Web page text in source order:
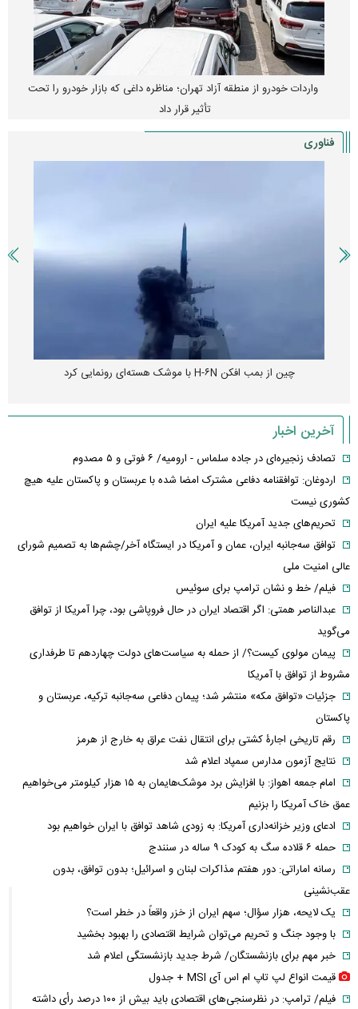
واردات خودرو از منطقه آزاد تهران؛ مناظره داغی که بازار خودرو را تحت
تأثیر قرار داد
فناوری
چین از بمب افکن H-۶N با موشک هسته‌ای رونمایی کرد
آخرین اخبار
تصادف زنجیره‌ای در جاده سلماس - ارومیه/ ۶ فوتی و ۵ مصدوم
اردوغان: توافقنامه دفاعی مشترک امضا شده با عربستان و پاکستان علیه هیچ
کشوری نیست
تحریم‌های جدید آمریکا علیه ایران
توافق سه‌جانبه ایران، عمان و آمریکا در ایستگاه آخر/چشم‌ها به تصمیم شورای
عالی امنیت ملی
فیلم/ خط و نشان ترامپ برای سوئیس
عبدالناصر همتی: اگر اقتصاد ایران در حال فروپاشی بود، چرا آمریکا از توافق
می‌گوید
پیمان مولوی کیست؟/ از حمله به سیاست‌های دولت چهاردهم تا طرفداری
مشروط از توافق با آمریکا
جزئیات «توافق مکه» منتشر شد؛ پیمان دفاعی سه‌جانبه ترکیه، عربستان و
پاکستان
رقم تاریخی اجارۀ کشتی برای انتقال نفت عراق به خارج از هرمز
نتایج آزمون مدارس سمپاد اعلام شد
امام‌ جمعه اهواز: با افزایش برد موشک‌هایمان به ۱۵ هزار کیلومتر می‌خواهیم
عمق خاک آمریکا را بزنیم
ادعای وزیر خزانه‌داری آمریکا: به زودی شاهد توافق با ایران خواهیم بود
حمله ۶ قلاده سگ به کودک ۹ ساله در سنندج
رسانه اماراتی: دور هفتم مذاکرات لبنان و اسرائیل؛ بدون توافق، بدون
عقب‌نشینی
یک لایحه، هزار سؤال؛ سهم ایران از خزر واقعاً در خطر است؟
با وجود جنگ و تحریم می‌توان شرایط اقتصادی را بهبود بخشید
خبر مهم برای بازنشستگان/ شرط جدید بازنشستگی اعلام شد
قیمت انواع لپ تاپ ام اس آی MSI + جدول
فیلم/ ترامپ: در نظرسنجی‌های اقتصادی باید بیش از ۱۰۰ درصد رأی داشته